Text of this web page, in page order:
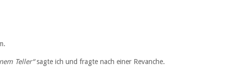
Teller“sagte ich und fragte nach einer Revanche.